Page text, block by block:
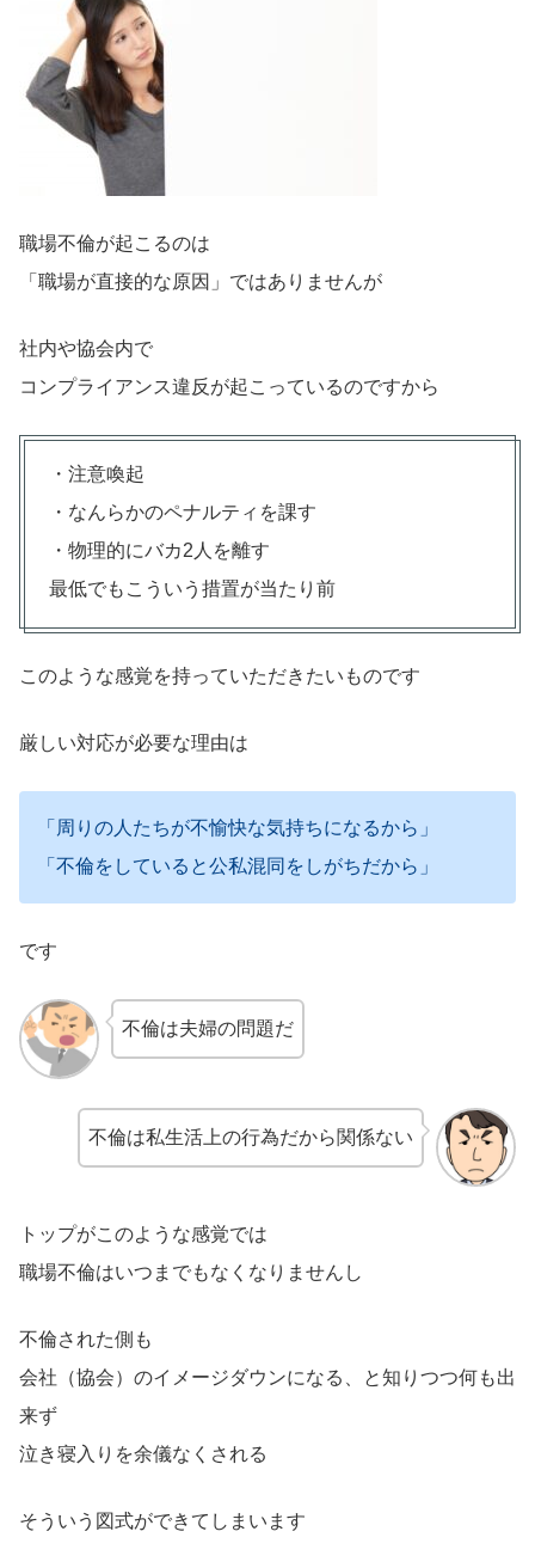
職場不倫が起こるのは
「職場が直接的な原因」ではありませんが
社内や協会内で
コンプライアンス違反が起こっているのですから
・注意喚起
・なんらかのペナルティを課す
・物理的にバカ2人を離す
最低でもこういう措置が当たり前
このような感覚を持っていただきたいものです
厳しい対応が必要な理由は
「周りの人たちが不愉快な気持ちになるから」
「不倫をしていると公私混同をしがちだから」
です
不倫は夫婦の問題だ
不倫は私生活上の行為だから関係ない
トップがこのような感覚では
職場不倫はいつまでもなくなりませんし
不倫された側も
会社（協会）のイメージダウンになる、と知りつつ何も出
来ず
泣き寝入りを余儀なくされる
そういう図式ができてしまいます